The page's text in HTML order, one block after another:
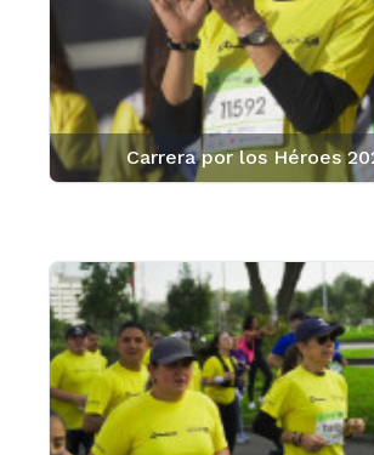
Carrera por los Héroes